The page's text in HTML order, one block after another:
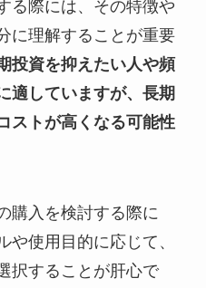
る際には、その特徴や
に理解することが重要
投資を抑えたい人や頻
適していますが、長期
ストが高くなる可能性
購入を検討する際に
や使用目的に応じて、
択することが肝心で